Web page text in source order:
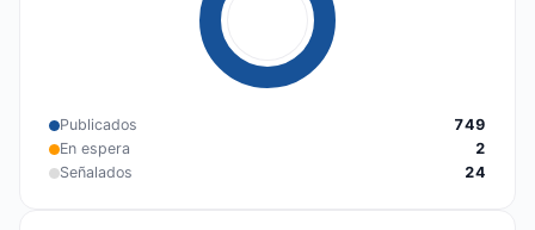
Publicados
749
En espera
2
Señalados
24